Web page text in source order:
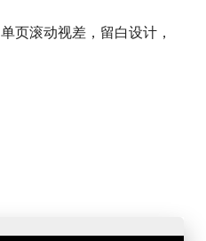
页滚动视差，留白设计，